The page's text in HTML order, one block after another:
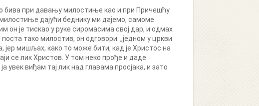
бива при давању милостиње као и при Причешћу.
дајући беднику ми дајемо, самоме
је тискао у руке сиромасима свој дар, и одмах
тако милостив, он одговори: „једном у цркви
јер мишљах, како то може бити, кад је Христос на
се лик Христов. У том неко прође и даде
увек виђам тај лик над главама просјака, и зато